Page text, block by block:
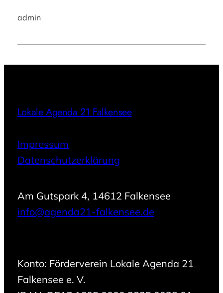
admin
Lokale Agenda 21 Falkensee
Impressum
Datenschutzerklärung
Am Gutspark 4, 14612 Falkensee
info@agenda21-falkensee.de
Konto: Förderverein Lokale Agenda 21
Falkensee e. V.